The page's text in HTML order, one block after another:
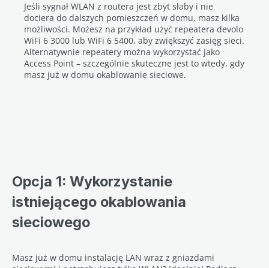
Jeśli sygnał WLAN z routera jest zbyt słaby i nie
dociera do dalszych pomieszczeń w domu, masz kilka
możliwości. Możesz na przykład użyć repeatera devolo
WiFi 6 3000 lub WiFi 6 5400, aby zwiększyć zasięg sieci.
Alternatywnie repeatery można wykorzystać jako
Access Point – szczególnie skuteczne jest to wtedy, gdy
masz już w domu okablowanie sieciowe.
Opcja 1: Wykorzystanie
istniejącego okablowania
sieciowego
Masz już w domu instalację LAN wraz z gniazdami